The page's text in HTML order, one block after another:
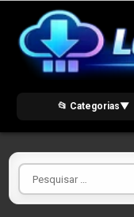
content
📂 Categorias▼
Pesquisar
por